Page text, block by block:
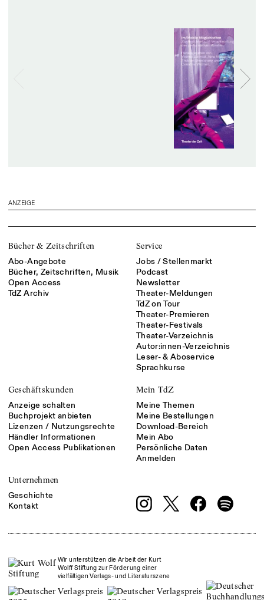
ANZEIGE
Bücher & Zeitschriften
Abo-Angebote
Bücher, Zeitschriften, Musik
Open Access
TdZ Archiv
Service
Jobs / Stellenmarkt
Podcast
Newsletter
Theater-Meldungen
TdZ on Tour
Theater-Premieren
Theater-Festivals
Theater-Verzeichnis
Autor:innen-Verzeichnis
Leser- & Aboservice
Sprachkurse
Geschäftskunden
Anzeige schalten
Buchprojekt anbieten
Lizenzen / Nutzungsrechte
Händler Informationen
Open Access Publikationen
Mein TdZ
Meine Themen
Meine Bestellungen
Download-Bereich
Mein Abo
Persönliche Daten
Anmelden
Unternehmen
Geschichte
Kontakt
Wir unterstützen die Arbeit der Kurt
Wolff Stiftung zur Förderung einer
vielfältigen Verlags- und Literaturszene